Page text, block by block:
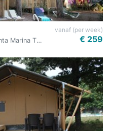
Punta Marina Therme
vanaf (per week)
€ 259